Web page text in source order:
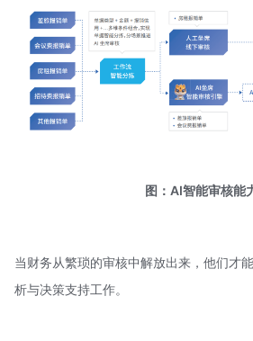
图：AI智能审核能
当财务从繁琐的审核中解放出来，他们才
析与决策支持工作。